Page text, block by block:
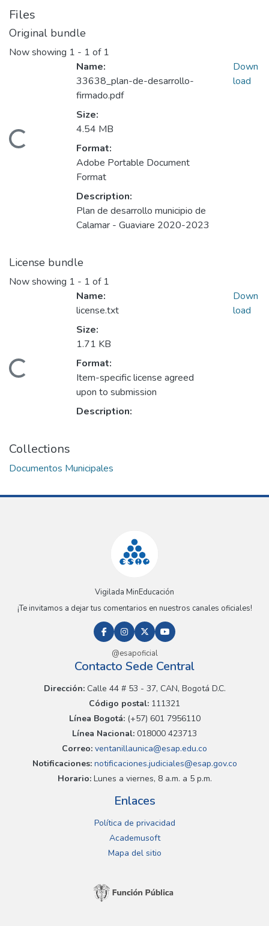
Files
Original bundle
Now showing 1 - 1 of 1
Loading...
Name:
33638_plan-de-desarrollo-
firmado.pdf
Size:
4.54 MB
Format:
Adobe Portable Document
Format
Description:
Plan de desarrollo municipio de
Calamar - Guaviare 2020-2023
Down
load
License bundle
Now showing 1 - 1 of 1
Loading...
Name:
license.txt
Size:
1.71 KB
Format:
Item-specific license agreed
upon to submission
Description:
Down
load
Collections
Documentos Municipales
Vigilada MinEducación
¡Te invitamos a dejar tus comentarios en nuestros canales oficiales!
@esapoficial
Contacto Sede Central
Dirección:Calle 44 # 53 - 37, CAN, Bogotá D.C.
Código postal: 111321
Línea Bogotá:(+57) 601 7956110
Línea Nacional: 018000 423713
Correo: ventanillaunica@esap.edu.co
Notificaciones:notificaciones.judiciales@esap.gov.co
Horario:Lunes a viernes, 8 a.m. a 5 p.m.
Enlaces
Política de privacidad
Academusoft
Mapa del sitio